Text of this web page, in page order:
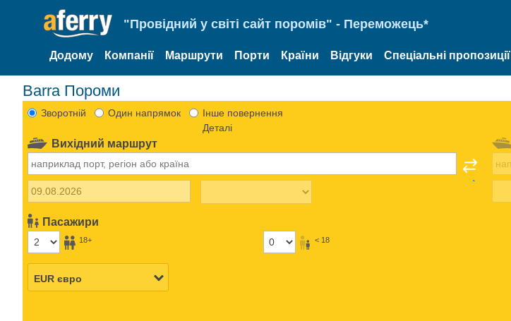
"Провідний у світі сайт поромів" - Переможець*
Додому Компанії Маршрути Порти Країни Відгуки Спеціальні пропозиції
Barra Пороми
Зворотній Один напрямок
Інше повернення
Деталі
Вихідний маршрут
Пасажири
18+ < 18